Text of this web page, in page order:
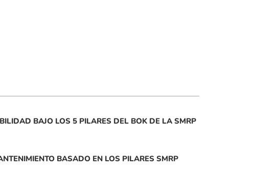
BAJO LOS 5 PILARES DEL BOK DE LA SMRP
BASADO EN LOS PILARES SMRP